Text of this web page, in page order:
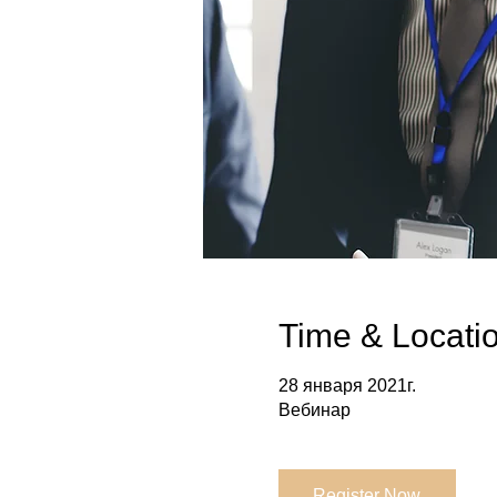
Time &
28 января 2021г.
Вебинар